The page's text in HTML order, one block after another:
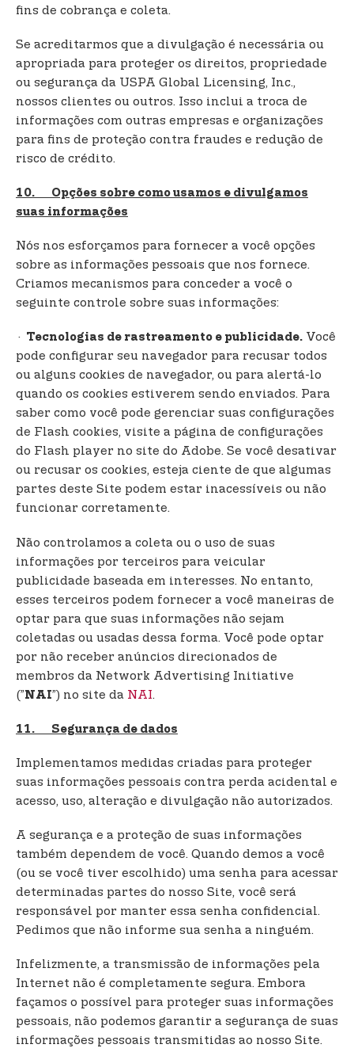
fins de cobrança e coleta.
Se acreditarmos que a divulgação é necessária ou
apropriada para proteger os direitos, propriedade
ou segurança da USPA Global Licensing, Inc.,
nossos clientes ou outros. Isso inclui a troca de
informações com outras empresas e organizações
para fins de proteção contra fraudes e redução de
risco de crédito.
10. Opções sobre como usamos e divulgamos
suas informações
Nós nos esforçamos para fornecer a você opções
sobre as informações pessoais que nos fornece.
Criamos mecanismos para conceder a você o
seguinte controle sobre suas informações:
· Tecnologias de rastreamento e publicidade. Você
pode configurar seu navegador para recusar todos
ou alguns cookies de navegador, ou para alertá-lo
quando os cookies estiverem sendo enviados. Para
saber como você pode gerenciar suas configurações
de Flash cookies, visite a página de configurações
do Flash player no site do Adobe. Se você desativar
ou recusar os cookies, esteja ciente de que algumas
partes deste Site podem estar inacessíveis ou não
funcionar corretamente.
Não controlamos a coleta ou o uso de suas
informações por terceiros para veicular
publicidade baseada em interesses. No entanto,
esses terceiros podem fornecer a você maneiras de
optar para que suas informações não sejam
coletadas ou usadas dessa forma. Você pode optar
por não receber anúncios direcionados de
membros da Network Advertising Initiative
(”NAI”) no site da NAI.
11. Segurança de dados
Implementamos medidas criadas para proteger
suas informações pessoais contra perda acidental e
acesso, uso, alteração e divulgação não autorizados.
A segurança e a proteção de suas informações
também dependem de você. Quando demos a você
(ou se você tiver escolhido) uma senha para acessar
determinadas partes do nosso Site, você será
responsável por manter essa senha confidencial.
Pedimos que não informe sua senha a ninguém.
Infelizmente, a transmissão de informações pela
Internet não é completamente segura. Embora
façamos o possível para proteger suas informações
pessoais, não podemos garantir a segurança de suas
informações pessoais transmitidas ao nosso Site.